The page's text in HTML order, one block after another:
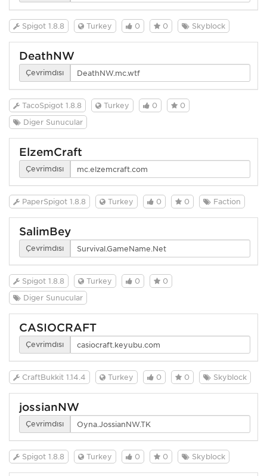
Spigot 1.8.8 Turkey 0 0 Skyblock
DeathNW
Çevrimdışı
TacoSpigot 1.8.8 Turkey 0
0
Diğer Sunucular
ElzemCraft
Çevrimdışı
PaperSpigot 1.8.8 Turkey 0 0 Faction
SalimBey
Çevrimdışı
Spigot 1.8.8 Turkey 0
0
Diğer Sunucular
CASİOCRAFT
Çevrimdışı
CraftBukkit 1.14.4 Turkey 0 0 Skyblock
jossianNW
Çevrimdışı
Spigot 1.8.8 Turkey 0 0 Skyblock